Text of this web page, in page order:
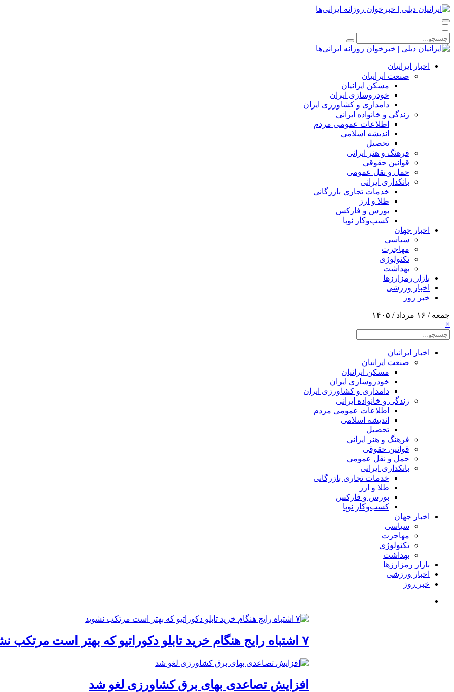
اخبار ایرانیان
صنعت ایرانیان
مسکن ایرانیان
خودروسازی ایران
دامداری و کشاورزی ایران
زندگی و خانواده ایرانی
اطلاعات عمومی مردم
اندیشه اسلامی
تحصیل
فرهنگ و هنر ایرانی
قوانین حقوقی
حمل و نقل عمومی
بانکداری ایرانی
خدمات تجاری بازرگانی
طلا و ارز
بورس و فارکس
کسب‌وکار نوپا
اخبار جهان
سیاسی
مهاجرت
تکنولوژی
بهداشت
بازار رمزارزها
اخبار ورزشی
خبر روز
جمعه / ۱۶ مرداد / ۱۴۰۵
×
اخبار ایرانیان
صنعت ایرانیان
مسکن ایرانیان
خودروسازی ایران
دامداری و کشاورزی ایران
زندگی و خانواده ایرانی
اطلاعات عمومی مردم
اندیشه اسلامی
تحصیل
فرهنگ و هنر ایرانی
قوانین حقوقی
حمل و نقل عمومی
بانکداری ایرانی
خدمات تجاری بازرگانی
طلا و ارز
بورس و فارکس
کسب‌وکار نوپا
اخبار جهان
سیاسی
مهاجرت
تکنولوژی
بهداشت
بازار رمزارزها
اخبار ورزشی
خبر روز
۷ اشتباه رایج هنگام خرید تابلو دکوراتیو که بهتر است مرتکب نشوید
افزایش تصاعدی بهای برق کشاورزی لغو شد